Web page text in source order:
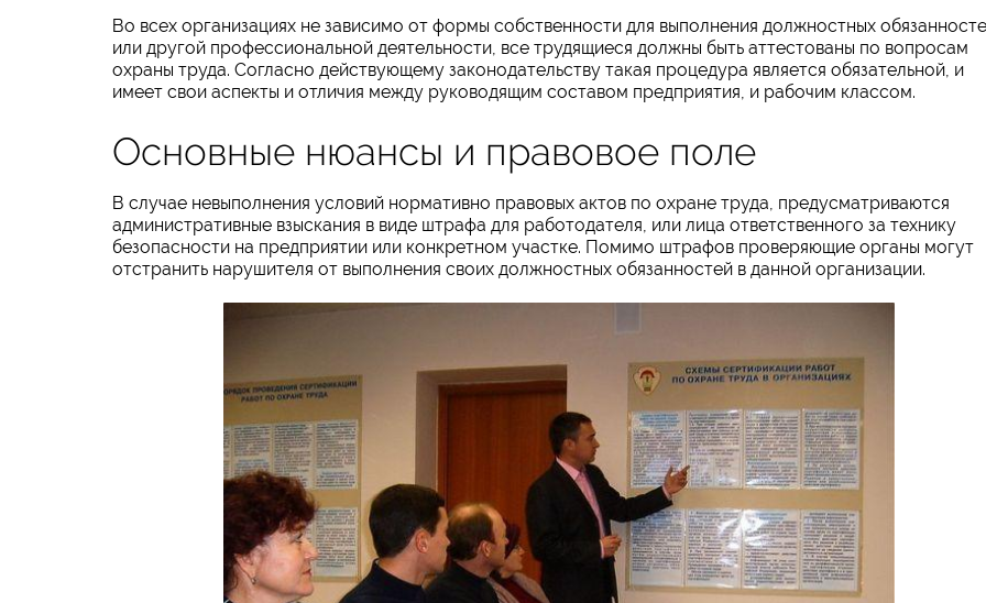
Во всех организациях не зависимо от формы собственности для выполнения должностных
или другой профессиональной деятельности, все трудящиеся должны быть аттестованы по вопросам
охраны труда. Согласно действующему законодательству такая процедура является обязательной, и
имеет свои аспекты и отличия между руководящим составом предприятия, и рабочим классом.
Основные нюансы и правовое поле
В случае невыполнения условий нормативно правовых актов по охране труда, предусматриваются
административные взыскания в виде штрафа для работодателя, или лица ответственного за технику
безопасности на предприятии или конкретном участке. Помимо штрафов проверяющие органы могут
отстранить нарушителя от выполнения своих должностных обязанностей в данной организации.